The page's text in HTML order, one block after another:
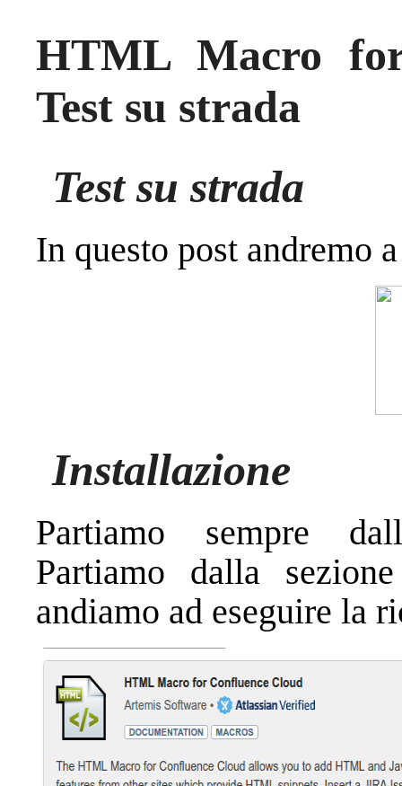
HTML Macro
Test su strada
Test su strada
In questo post andremo
Installazione
Partiamo sempre
Partiamo dalla
andiamo ad eseguire la